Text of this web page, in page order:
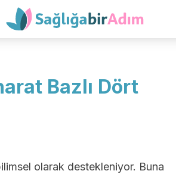
Bazlı Dört
olarak destekleniyor. Buna